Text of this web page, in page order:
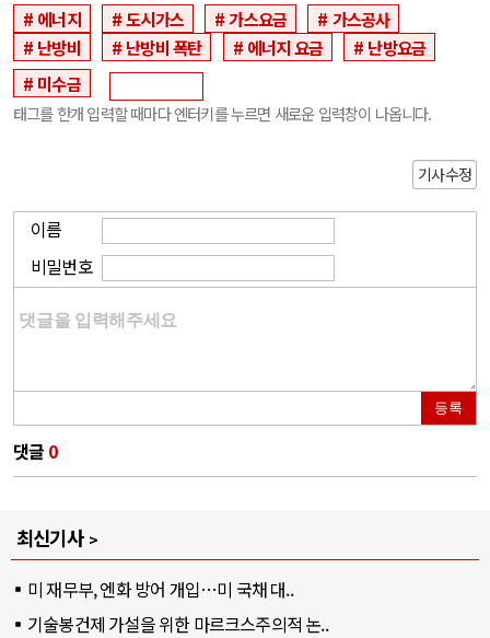
에너지 도시가스 가스요금
가스공사
난방비
난방비 폭탄 에너지 요금
난방요금
미수금
태그를 한개 입력할 때마다 엔터키를 누르면 새로운 입력창이 나옵니다.
기사수정
이름
비밀번호
등록
댓글 0
최신기사
미 재무부, 엔화 방어 개입…미 국채 대..
기술봉건제 가설을 위한 마르크스주의적 논..